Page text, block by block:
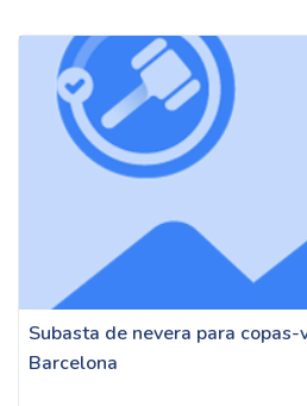
Subasta de nevera para copas-
Barcelona